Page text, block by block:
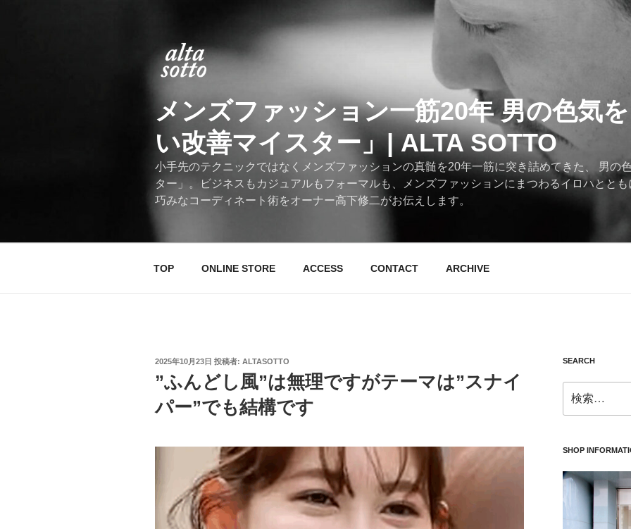
メンズファッション一筋20年 男の色気
い改善マイスター」| ALTA SOTTO
小手先のテクニックではなくメンズファッションの真髄を20年一筋に突き詰めてきた、 男の
ター」。ビジネスもカジュアルもフォーマルも、メンズファッションにまつわるイロハとと
巧みなコーディネート術をオーナー高下修二がお伝えします。
TOP ONLINE STORE ACCESS CONTACT ARCHIVE
投
日:
2025年10月23日 投稿者: ALTASOTTO
”ふんどし風”は無理ですがテーマは”スナイ
パー”でも結構です
SEARCH
索:
SHOP